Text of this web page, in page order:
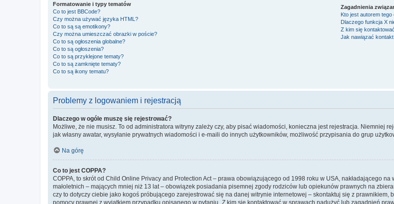
Formatowanie i typy tematów
Co to jest BBCode?
Czy można używać języka HTML?
Co to są są emotikony?
Czy można umieszczać obrazki w poście?
Co to są ogłoszenia globalne?
Co to są ogłoszenia?
Co to są przyklejone tematy?
Co to są zamknięte tematy?
Co to są ikony tematu?
Zagadnienia
Kto jest autorem
Dlaczego funkcja X
Z kim się
Jak nawiązać
Problemy z logowaniem i rejestracją
Dlaczego w ogóle muszę się rejestrować?
Możliwe, że nie musisz. To od administratora witryny zależy czy, aby pisać wiadomości, konieczna jest rejestracja. Niemniej
jak własny awatar, wysyłanie prywatnych wiadomości i e-maili do innych użytkowników, możliwość przypisania do grup
Na górę
Co to jest COPPA?
COPPA, to skrót od Child Online Privacy and Protection Act – prawa obowiązującego od 1998 roku w USA, nakładającego
małoletnich – mających mniej niż 13 lat – obowiązek posiadania pisemnej zgody rodziców lub opiekunów prawnych na
czy to dotyczy ciebie jako kogoś próbującego zarejestrować się na danej witrynie internetowej – skontaktuj się z prawnikiem,
pomocy prawnej z wyjątkiem przypadku opisanego w pytaniu „Z kim się kontaktować w sprawach nadużyć lub zagadnień